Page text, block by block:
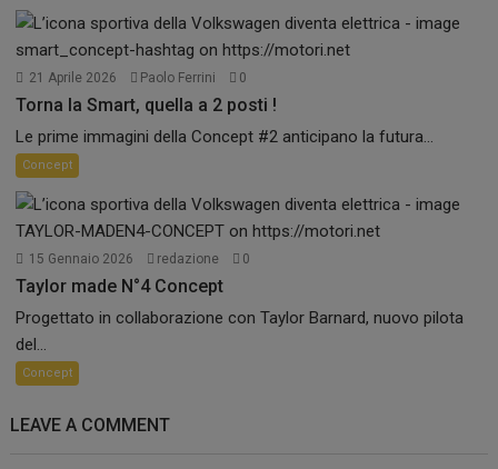
21 Aprile 2026 Paolo Ferrini 0
Torna la Smart, quella a 2 posti !
Le prime immagini della Concept #2 anticipano la futura...
Concept
15 Gennaio 2026 redazione 0
Taylor made N°4 Concept
Progettato in collaborazione con Taylor Barnard, nuovo pilota
del...
Concept
LEAVE A COMMENT